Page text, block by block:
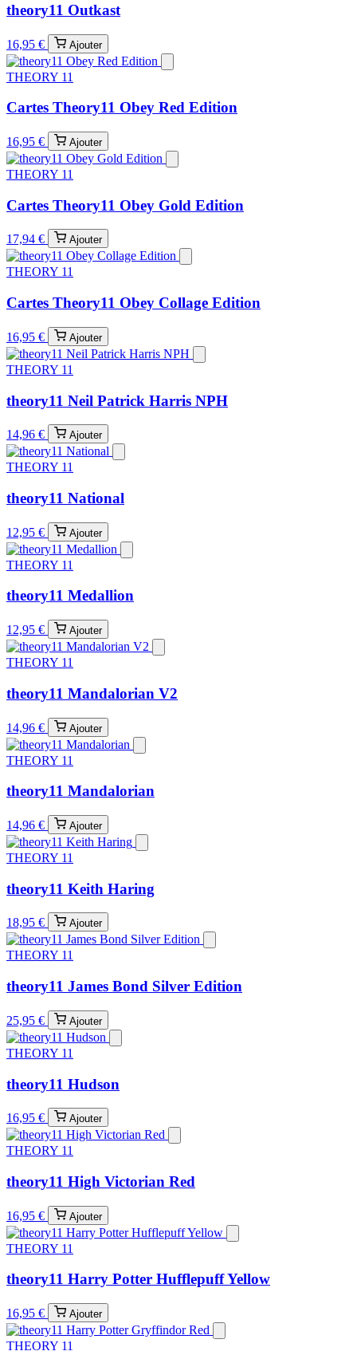
theory11 Outkast
16,95 € Ajouter
THEORY 11
Cartes Theory11 Obey Red Edition
16,95 € Ajouter
THEORY 11
Cartes Theory11 Obey Gold Edition
17,94 € Ajouter
THEORY 11
Cartes Theory11 Obey Collage Edition
16,95 € Ajouter
THEORY 11
theory11 Neil Patrick Harris NPH
14,96 € Ajouter
THEORY 11
theory11 National
12,95 € Ajouter
THEORY 11
theory11 Medallion
12,95 € Ajouter
THEORY 11
theory11 Mandalorian V2
14,96 € Ajouter
THEORY 11
theory11 Mandalorian
14,96 € Ajouter
THEORY 11
theory11 Keith Haring
18,95 € Ajouter
THEORY 11
theory11 James Bond Silver Edition
25,95 € Ajouter
THEORY 11
theory11 Hudson
16,95 € Ajouter
THEORY 11
theory11 High Victorian Red
16,95 € Ajouter
THEORY 11
theory11 Harry Potter Hufflepuff Yellow
16,95 € Ajouter
THEORY 11